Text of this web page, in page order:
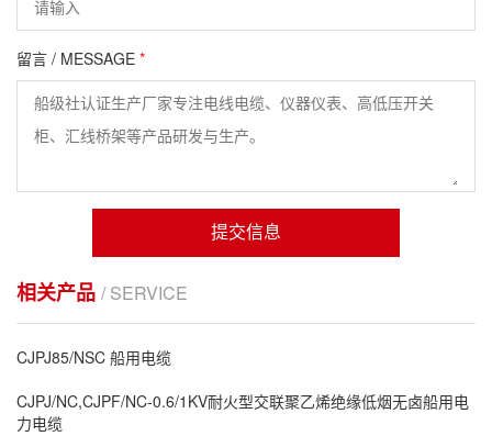
留言 / MESSAGE *
提交信息
相关产品 / SERVICE
CJPJ85/NSC 船用电缆
CJPJ/NC,CJPF/NC-0.6/1KV耐火型交联聚乙烯绝缘低烟无卤船用电
力电缆